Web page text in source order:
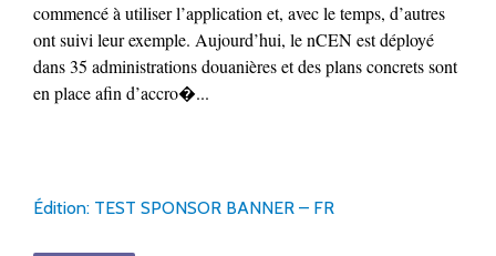
commencé à utiliser l’application et, avec le temps, d’autres
ont suivi leur exemple. Aujourd’hui, le nCEN est déployé
dans 35 administrations douanières et des plans concrets sont
en place afin d’accro�...
Édition: TEST SPONSOR BANNER – FR